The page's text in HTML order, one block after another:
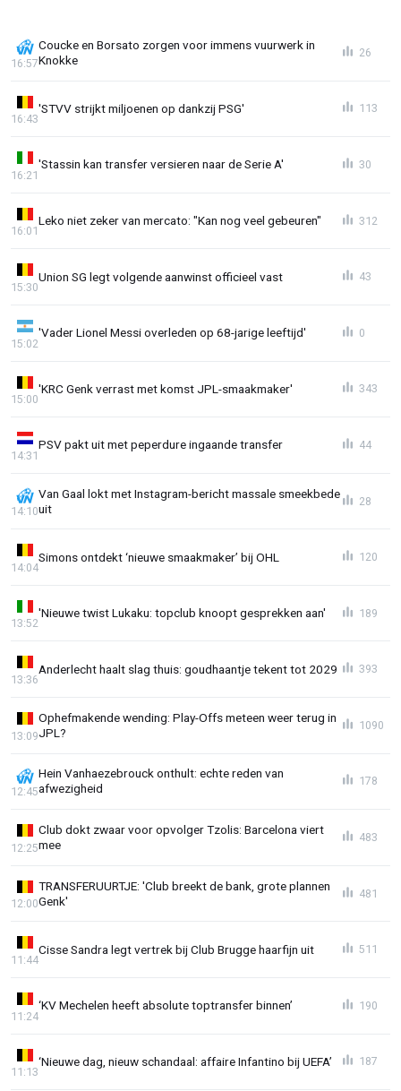
Coucke en Borsato zorgen voor immens vuurwerk in
Knokke
16:57
26
'STVV strijkt miljoenen op dankzij PSG'
16:43
113
'Stassin kan transfer versieren naar de Serie A'
16:21
30
Leko niet zeker van mercato: "Kan nog veel gebeuren"
16:01
312
Union SG legt volgende aanwinst officieel vast
15:30
43
'Vader Lionel Messi overleden op 68-jarige leeftijd'
15:02
0
'KRC Genk verrast met komst JPL-smaakmaker'
15:00
343
PSV pakt uit met peperdure ingaande transfer
14:31
44
Van Gaal lokt met Instagram-bericht massale smeekbede
uit
14:10
28
Simons ontdekt ‘nieuwe smaakmaker’ bij OHL
14:04
120
'Nieuwe twist Lukaku: topclub knoopt gesprekken aan'
13:52
189
Anderlecht haalt slag thuis: goudhaantje tekent tot 2029
13:36
393
Ophefmakende wending: Play-Offs meteen weer terug in
JPL?
13:09
1090
Hein Vanhaezebrouck onthult: echte reden van
afwezigheid
12:45
178
Club dokt zwaar voor opvolger Tzolis: Barcelona viert
mee
12:25
483
TRANSFERUURTJE: 'Club breekt de bank, grote plannen
Genk'
12:00
481
Cisse Sandra legt vertrek bij Club Brugge haarfijn uit
11:44
511
‘KV Mechelen heeft absolute toptransfer binnen’
11:24
190
‘Nieuwe dag, nieuw schandaal: affaire Infantino bij UEFA’
11:13
187